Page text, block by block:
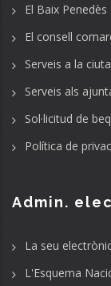
El Baix Penedès
El consell
Serveis a la
Serveis als
Sol·licitud de
Política de
Admin.
La seu
L'Esquema